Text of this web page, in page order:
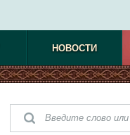
НОВОСТИ